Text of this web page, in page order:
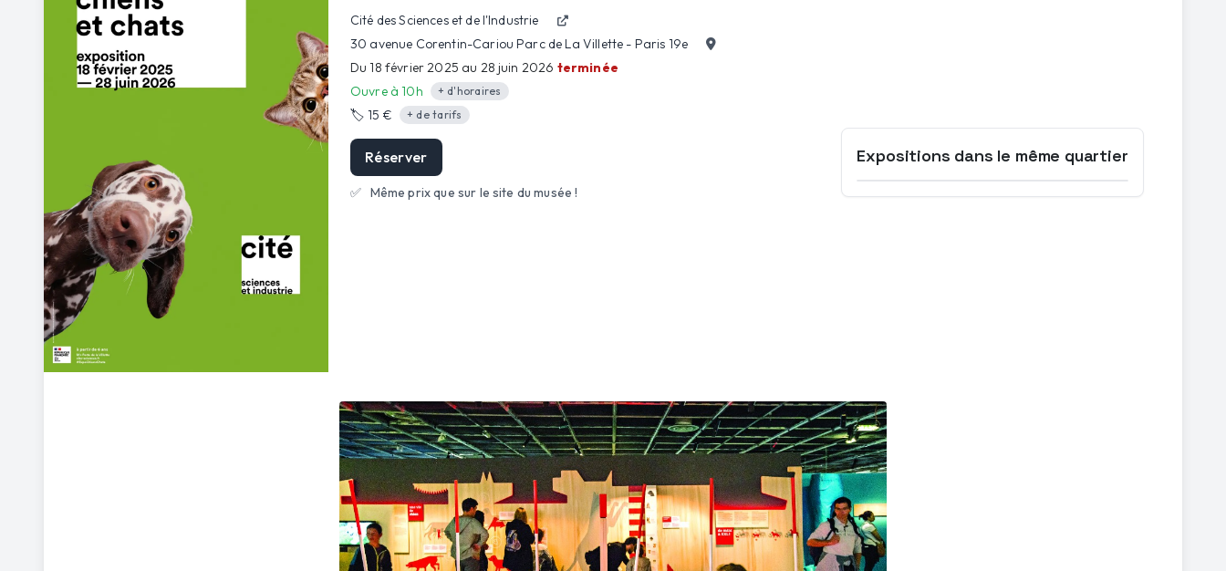
Cité des Sciences et de l'Industrie
30 avenue Corentin-Cariou Parc de La Villette - Paris 19e
Du 18 février 2025 au 28 juin 2026 terminée
Ouvre à 10h
+ d'horaires
🏷️15 € + de tarifs
Réserver
✅ Même prix que sur le site du musée !
Expositions dans le même quartier